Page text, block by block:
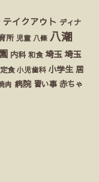
テイクアウト ディナ
所 児童 八條 八潮
内科 和食 埼玉 埼玉
定食 小児歯科 小学生 居
肉 病院 習い事 赤ちゃ